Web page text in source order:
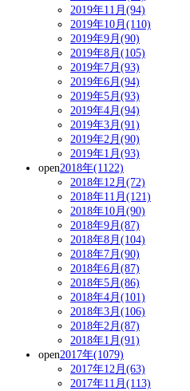
2019年11月(94)
2019年10月(110)
2019年9月(90)
2019年8月(105)
2019年7月(93)
2019年6月(94)
2019年5月(93)
2019年4月(94)
2019年3月(91)
2019年2月(90)
2019年1月(93)
open2018年(1122)
2018年12月(72)
2018年11月(121)
2018年10月(90)
2018年9月(87)
2018年8月(104)
2018年7月(90)
2018年6月(87)
2018年5月(86)
2018年4月(101)
2018年3月(106)
2018年2月(87)
2018年1月(91)
open2017年(1079)
2017年12月(63)
2017年11月(113)